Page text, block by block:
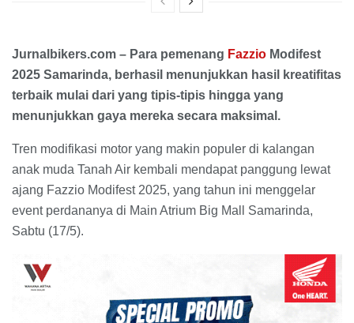
Jurnalbikers.com – Para pemenang Fazzio Modifest
2025 Samarinda, berhasil menunjukkan hasil kreatifitas
terbaik mulai dari yang tipis-tipis hingga yang
menunjukkan gaya mereka secara maksimal.
Tren modifikasi motor yang makin populer di kalangan
anak muda Tanah Air kembali mendapat panggung lewat
ajang Fazzio Modifest 2025, yang tahun ini menggelar
event perdananya di Main Atrium Big Mall Samarinda,
Sabtu (17/5).